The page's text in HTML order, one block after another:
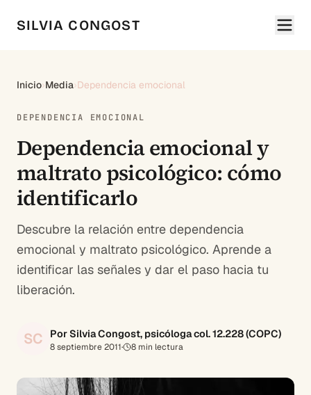
SILVIA CONGOST
Inicio›Media›Dependencia emocional
DEPENDENCIA EMOCIONAL
Dependencia emocional y
maltrato psicológico: cómo
identificarlo
Descubre la relación entre dependencia
emocional y maltrato psicológico. Aprende a
identificar las señales y dar el paso hacia tu
liberación.
SC Por Silvia Congost, psicóloga col. 12.228 (COPC)
8 septiembre 2011· 8 min lectura